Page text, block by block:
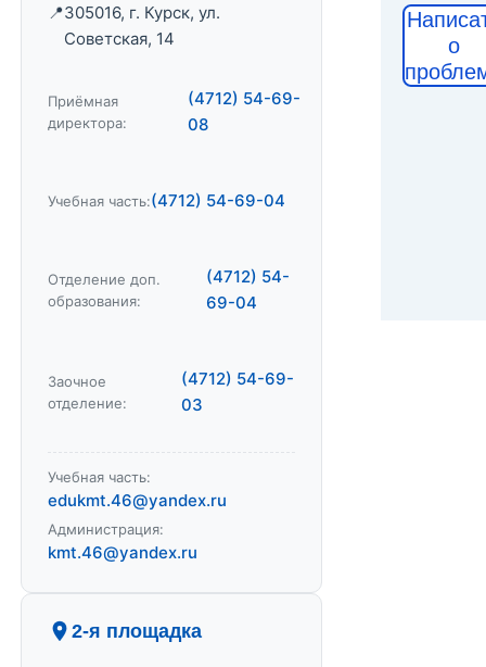
305016, г. Курск, ул.
Советская, 14
Приёмная
директора:
(4712) 54-69-
08
Учебная часть:(4712) 54-69-04
Отделение доп.
образования:
(4712) 54-
69-04
Заочное
отделение:
(4712) 54-69-
03
Учебная часть:
edukmt.46@yandex.ru
Администрация:
kmt.46@yandex.ru
2-я площадка
о